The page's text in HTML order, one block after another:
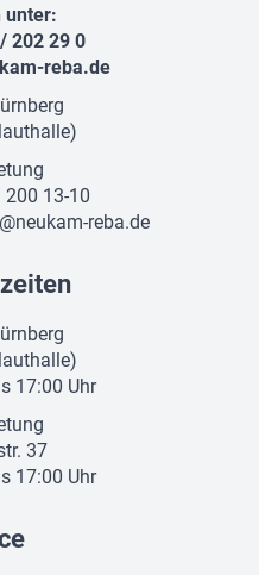
unter:
202 29 0
reba.de
13-10
reba.de
17:00 Uhr
37
17:00 Uhr